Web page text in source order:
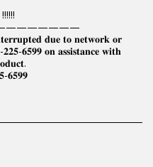
𝐝𝐮𝐞 𝐭𝐨 𝐧𝐞𝐭𝐰𝐨𝐫𝐤 𝐨𝐫
𝟔𝟓𝟗𝟗 𝐨𝐧 𝐚𝐬𝐬𝐢𝐬𝐭𝐚𝐧𝐜𝐞 𝐰𝐢𝐭𝐡
𝟔𝟓𝟗𝟗